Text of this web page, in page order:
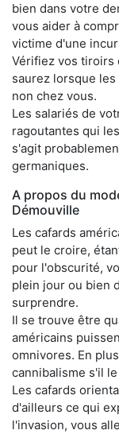
bien dans votre
vous aider à
victime d'une
Vérifiez vos tiroirs
saurez lorsque
non chez vous.
Les salariés de
ragoutantes qui
s'agit
germaniques.
A propos du
Démouville
Les cafards
peut le croire,
pour l'obscurité,
plein jour ou bien
surprendre.
Il se trouve être
américains
omnivores. En
cannibalisme s'il
Les cafards
d'ailleurs ce qui
l'invasion, vous